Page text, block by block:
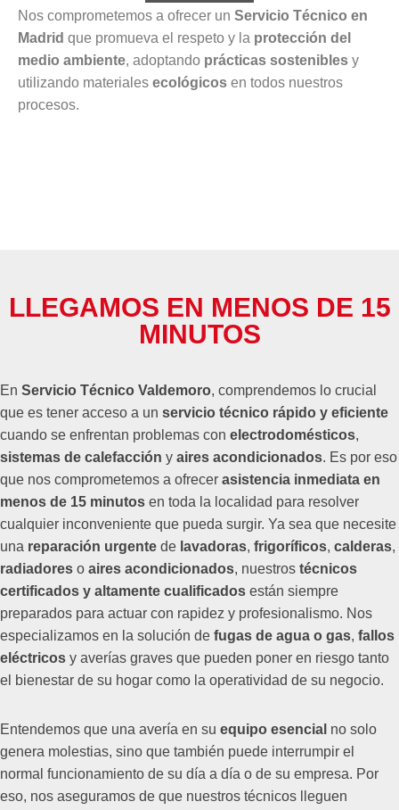
Nos comprometemos a ofrecer un Servicio Técnico en
Madrid que promueva el respeto y la protección del
medio ambiente, adoptando prácticas sostenibles y
utilizando materiales ecológicos en todos nuestros
procesos.
LLEGAMOS EN MENOS DE 15
MINUTOS
En Servicio Técnico Valdemoro, comprendemos lo crucial
que es tener acceso a un servicio técnico rápido y eficiente
cuando se enfrentan problemas con electrodomésticos,
sistemas de calefacción y aires acondicionados. Es por eso
que nos comprometemos a ofrecer asistencia inmediata en
menos de 15 minutos en toda la localidad para resolver
cualquier inconveniente que pueda surgir. Ya sea que necesite
una reparación urgente de lavadoras, frigoríficos, calderas,
radiadores o aires acondicionados, nuestros técnicos
certificados y altamente cualificados están siempre
preparados para actuar con rapidez y profesionalismo. Nos
especializamos en la solución de fugas de agua o gas, fallos
eléctricos y averías graves que pueden poner en riesgo tanto
el bienestar de su hogar como la operatividad de su negocio.
Entendemos que una avería en su equipo esencial no solo
genera molestias, sino que también puede interrumpir el
normal funcionamiento de su día a día o de su empresa. Por
eso, nos aseguramos de que nuestros técnicos lleguen